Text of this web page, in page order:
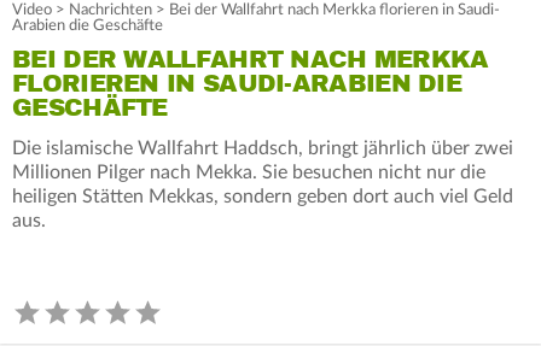
Video > Nachrichten > Bei der Wallfahrt nach Merkka florieren in Saudi-
Arabien die Geschäfte
BEI DER WALLFAHRT NACH MERKKA
FLORIEREN IN SAUDI-ARABIEN DIE
GESCHÄFTE
Die islamische Wallfahrt Haddsch, bringt jährlich über zwei
Millionen Pilger nach Mekka. Sie besuchen nicht nur die
heiligen Stätten Mekkas, sondern geben dort auch viel Geld
aus.